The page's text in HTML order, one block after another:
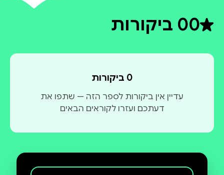
0דירוג ממוצע 0 מתוך 5
0 ביקורות
0 ביקורות
עדיין אין ביקורות לספר הזה — שתפו את
דעתכם ועזרו לקוראים הבאים